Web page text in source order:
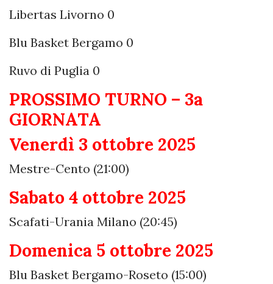
Libertas Livorno 0
Blu Basket Bergamo 0
Ruvo di Puglia 0
PROSSIMO TURNO – 3a
GIORNATA
Venerdì 3 ottobre 2025
Mestre-Cento (21:00)
Sabato 4 ottobre 2025
Scafati-Urania Milano (20:45)
Domenica 5 ottobre 2025
Blu Basket Bergamo-Roseto (15:00)